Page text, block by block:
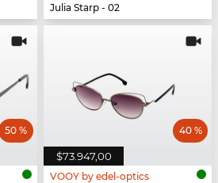
Julia Starp - 02
50 %
$73.947,00
40 %
VOOY by edel-optics